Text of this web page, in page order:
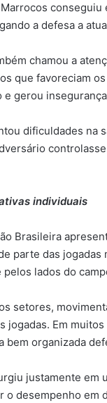
a defesa a
chamou a
que favoreciam
gerou
dificuldades na
individuais
Brasileira
parte das
lados do
setores,
jogadas. Em
bem organizada
justamente em
o desempenho em